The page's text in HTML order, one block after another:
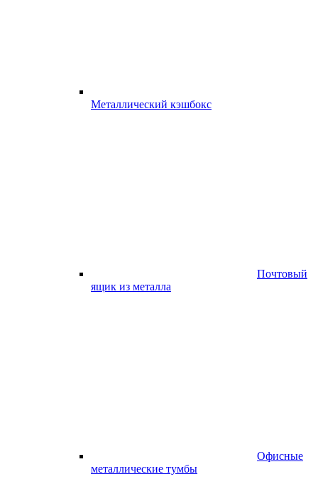
Металлический кэшбокс
Почтовый
ящик из металла
Офисные
металлические тумбы